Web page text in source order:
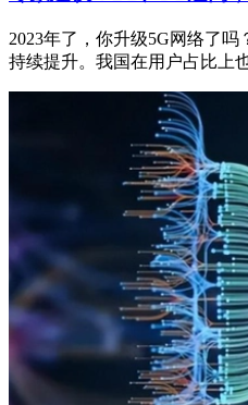
2023年了，你升级5G网络了
持续提升。我国在用户占比上